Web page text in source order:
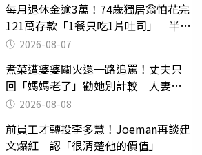
每月退休金逾3萬！74歲獨居翁怕花完
121萬存款「1餐只吃1片吐司」 半年
後暴瘦嚇壞女兒
2026-08-07
煮菜遭婆婆關火還一路追罵！丈夫只
回「媽媽老了」勸她別計較 人妻超
崩潰：我像台傭
2026-08-08
前員工才轉投李多慧！Joeman再談建
文爆紅 認「很清楚他的價值」